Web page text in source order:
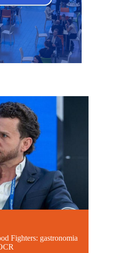
Fighters: gastronomia